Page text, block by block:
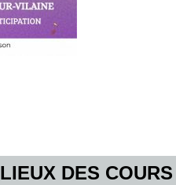
LIEUX DES COURS